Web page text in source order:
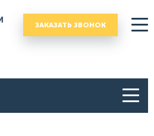
ЗАКАЗАТЬ ЗВОНОК